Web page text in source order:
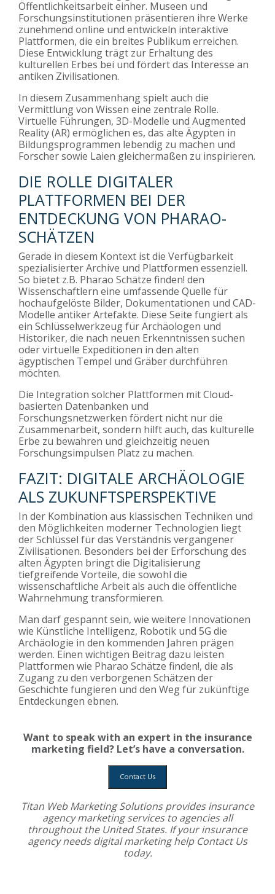
Öffentlichkeitsarbeit einher. Museen und
Forschungsinstitutionen präsentieren ihre Werke
zunehmend online und entwickeln interaktive
Plattformen, die ein breites Publikum erreichen.
Diese Entwicklung trägt zur Erhaltung des
kulturellen Erbes bei und fördert das Interesse an
antiken Zivilisationen.
In diesem Zusammenhang spielt auch die
Vermittlung von Wissen eine zentrale Rolle.
Virtuelle Führungen, 3D-Modelle und Augmented
Reality (AR) ermöglichen es, das alte Ägypten in
Bildungsprogrammen lebendig zu machen und
Forscher sowie Laien gleichermaßen zu inspirieren.
DIE ROLLE DIGITALER
PLATTFORMEN BEI DER
ENTDECKUNG VON PHARAO-
SCHÄTZEN
Gerade in diesem Kontext ist die Verfügbarkeit
spezialisierter Archive und Plattformen essenziell.
So bietet z.B. Pharao Schätze finden! den
Wissenschaftlern eine umfassende Quelle für
hochaufgelöste Bilder, Dokumentationen und CAD-
Modelle antiker Artefakte. Diese Seite fungiert als
ein Schlüsselwerkzeug für Archäologen und
Historiker, die nach neuen Erkenntnissen suchen
oder virtuelle Expeditionen in den alten
ägyptischen Tempel und Gräber durchführen
möchten.
Die Integration solcher Plattformen mit Cloud-
basierten Datenbanken und
Forschungsnetzwerken fördert nicht nur die
Zusammenarbeit, sondern hilft auch, das kulturelle
Erbe zu bewahren und gleichzeitig neuen
Forschungsimpulsen Platz zu machen.
FAZIT: DIGITALE ARCHÄOLOGIE
ALS ZUKUNFTSPERSPEKTIVE
In der Kombination aus klassischen Techniken und
den Möglichkeiten moderner Technologien liegt
der Schlüssel für das Verständnis vergangener
Zivilisationen. Besonders bei der Erforschung des
alten Ägypten bringt die Digitalisierung
tiefgreifende Vorteile, die sowohl die
wissenschaftliche Arbeit als auch die öffentliche
Wahrnehmung transformieren.
Man darf gespannt sein, wie weitere Innovationen
wie Künstliche Intelligenz, Robotik und 5G die
Archäologie in den kommenden Jahren prägen
werden. Einen wichtigen Beitrag dazu leisten
Plattformen wie Pharao Schätze finden!, die als
Zugang zu den verborgenen Schätzen der
Geschichte fungieren und den Weg für zukünftige
Entdeckungen ebnen.
Want to speak with an expert in the insurance
marketing field? Let’s have a conversation.
Contact Us
Titan Web Marketing Solutions providesinsurance
agency marketing servicesto agencies all
throughout the United States. If your insurance
agency needs digital marketing help Contact Us
today.